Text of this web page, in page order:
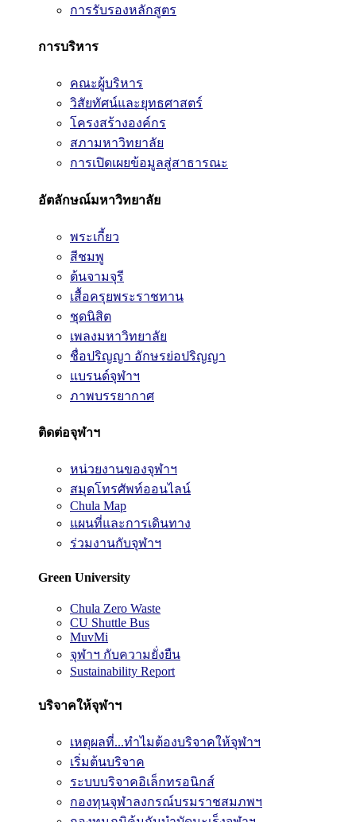
การรับรองหลักสูตร
การบริหาร
คณะผู้บริหาร
วิสัยทัศน์และยุทธศาสตร์
โครงสร้างองค์กร
สภามหาวิทยาลัย
การเปิดเผยข้อมูลสู่สาธารณะ
อัตลักษณ์มหาวิทยาลัย
พระเกี้ยว
สีชมพู
ต้นจามจุรี
เสื้อครุยพระราชทาน
ชุดนิสิต
เพลงมหาวิทยาลัย
ชื่อปริญญา อักษรย่อปริญญา
แบรนด์จุฬาฯ
ภาพบรรยากาศ
ติดต่อจุฬาฯ
หน่วยงานของจุฬาฯ
สมุดโทรศัพท์ออนไลน์
Chula Map
แผนที่และการเดินทาง
ร่วมงานกับจุฬาฯ
Green University
Chula Zero Waste
CU Shuttle Bus
MuvMi
จุฬาฯ กับความยั่งยืน
Sustainability Report
บริจาคให้จุฬาฯ
เหตุผลที่...ทำไมต้องบริจาคให้จุฬาฯ
เริ่มต้นบริจาค
ระบบบริจาคอิเล็กทรอนิกส์
กองทุนจุฬาลงกรณ์บรมราชสมภพฯ